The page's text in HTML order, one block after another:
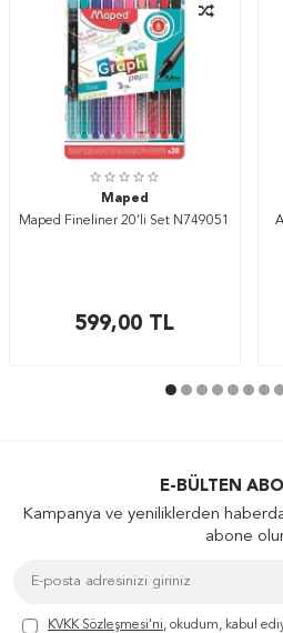
Maped
Maped Fineliner 20’li Set N749051
599,00 TL
E-BÜLTEN
Kampanya ve yeniliklerden
abone
KVKK Sözleşmesi'ni, okudum, kabul